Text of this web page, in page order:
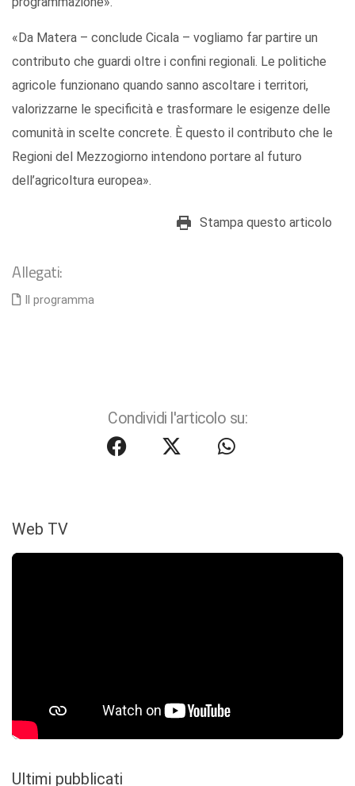
«Da Matera – conclude Cicala – vogliamo far partire un
contributo che guardi oltre i confini regionali. Le politiche
agricole funzionano quando sanno ascoltare i territori,
valorizzarne le specificità e trasformare le esigenze delle
comunità in scelte concrete. È questo il contributo che le
Regioni del Mezzogiorno intendono portare al futuro
dell’agricoltura europea».
Stampa questo articolo
Allegati:
Il programma
Condividi l'articolo su:
Web TV
Ultimi pubblicati